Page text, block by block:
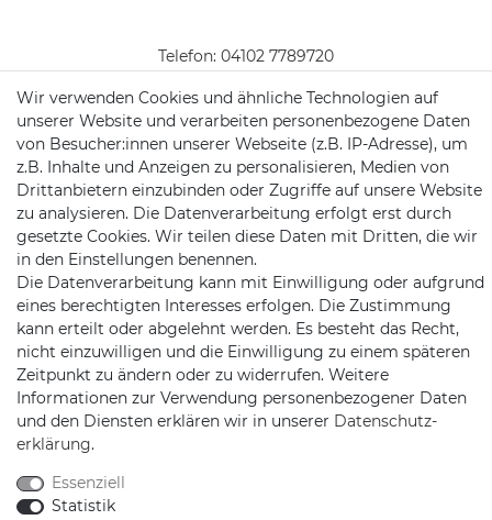
Telefon: 04102 7789720
Mail:kundenservice@motionandsports.de
Jochim-Klindt-Str. 5
22926 Ahrensburg
Schnellversand auf Facebook
Schnellversand auf Twitter
Schnellversand auf YouTube
Schnellversand auf
Schnellversand
*Alle Preise inkl. MwSt., zzgl. Versandkosten
Wir verwenden Cookies und ähnliche Technologien auf
unserer Website und verarbeiten personenbezogene Daten
von Besucher:innen unserer Webseite (z.B. IP-Adresse), um
z.B. Inhalte und Anzeigen zu personalisieren, Medien von
Drittanbietern einzubinden oder Zugriffe auf unsere Website
zu analysieren. Die Datenverarbeitung erfolgt erst durch
gesetzte Cookies. Wir teilen diese Daten mit Dritten, die wir
in den Einstellungen benennen.
Die Datenverarbeitung kann mit Einwilligung oder aufgrund
eines berechtigten Interesses erfolgen. Die Zustimmung
kann erteilt oder abgelehnt werden. Es besteht das Recht,
nicht einzuwilligen und die Einwilligung zu einem späteren
Zeitpunkt zu ändern oder zu widerrufen. Weitere
Informationen zur Verwendung personenbezogener Daten
und den Diensten erklären wir in unserer Daten­schutz­
erklärung.
Essenziell
Statistik